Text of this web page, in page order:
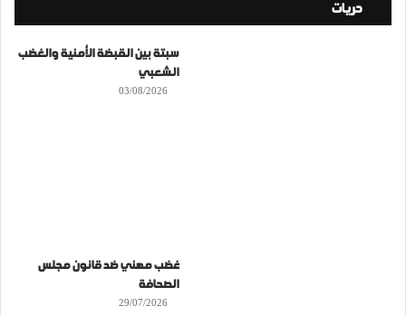
حريات
سبتة بين القبضة الأمنية والغضب
الشعبي
03/08/2026
غضب مهني ضد قانون مجلس
الصحافة
29/07/2026